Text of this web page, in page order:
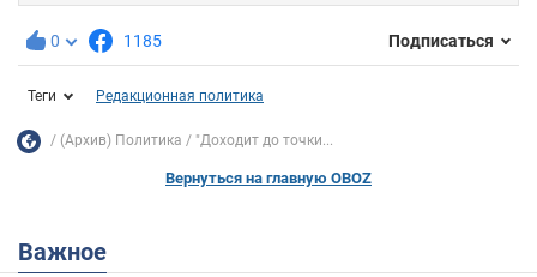
0 1185 Подписаться
Теги Редакционная политика
(Архив) Политика "Доходит до точки...
Вернуться на главную OBOZ
Важное